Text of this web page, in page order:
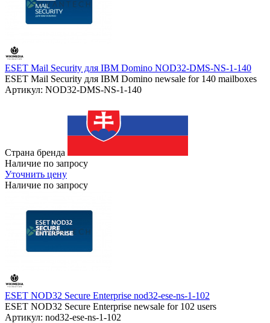
ESET Mail Security для IBM Domino NOD32-DMS-NS-1-140
ESET Mail Security для IBM Domino newsale for 140 mailboxes
Артикул: NOD32-DMS-NS-1-140
Страна бренда
Наличие по запросу
Уточнить цену
Наличие по запросу
ESET NOD32 Secure Enterprise nod32-ese-ns-1-102
ESET NOD32 Secure Enterprise newsale for 102 users
Артикул: nod32-ese-ns-1-102